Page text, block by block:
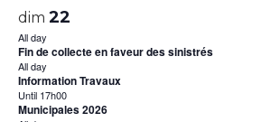
dim 22
All day
Fin de collecte en faveur des sinistrés
All day
Information Travaux
Until 17h00
Municipales 2026